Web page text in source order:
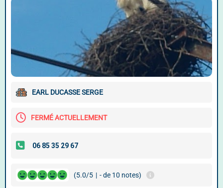
EARL DUCASSE SERGE
FERMÉ ACTUELLEMENT
(5.0/5 | - de 10 notes)